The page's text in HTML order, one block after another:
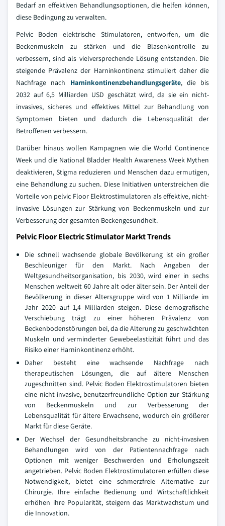
Bedarf an effektiven Behandlungsoptionen, die helfen können,
diese Bedingung zu verwalten.
Pelvic Boden elektrische Stimulatoren, entworfen, um die
Beckenmuskeln zu stärken und die Blasenkontrolle zu
verbessern, sind als vielversprechende Lösung entstanden. Die
steigende Prävalenz der Harninkontinenz stimuliert daher die
Nachfrage nach Harninkontinenzbehandlungsgeräte, die bis
2032 auf 6,5 Milliarden USD geschätzt wird, da sie ein nicht-
invasives, sicheres und effektives Mittel zur Behandlung von
Symptomen bieten und dadurch die Lebensqualität der
Betroffenen verbessern.
Darüber hinaus wollen Kampagnen wie die World Continence
Week und die National Bladder Health Awareness Week Mythen
deaktivieren, Stigma reduzieren und Menschen dazu ermutigen,
eine Behandlung zu suchen. Diese Initiativen unterstreichen die
Vorteile von pelvic Floor Elektrostimulatoren als effektive, nicht-
invasive Lösungen zur Stärkung von Beckenmuskeln und zur
Verbesserung der gesamten Beckengesundheit.
Pelvic Floor Electric Stimulator Markt Trends
Die schnell wachsende globale Bevölkerung ist ein großer
Beschleuniger für den Markt. Nach Angaben der
Weltgesundheitsorganisation, bis 2030, wird einer in sechs
Menschen weltweit 60 Jahre alt oder älter sein. Der Anteil der
Bevölkerung in dieser Altersgruppe wird von 1 Milliarde im
Jahr 2020 auf 1,4 Milliarden steigen. Diese demografische
Verschiebung trägt zu einer höheren Prävalenz von
Beckenbodenstörungen bei, da die Alterung zu geschwächten
Muskeln und verminderter Gewebeelastizität führt und das
Risiko einer Harninkontinenz erhöht.
Daher besteht eine wachsende Nachfrage nach
therapeutischen Lösungen, die auf ältere Menschen
zugeschnitten sind. Pelvic Boden Elektrostimulatoren bieten
eine nicht-invasive, benutzerfreundliche Option zur Stärkung
von Beckenmuskeln und zur Verbesserung der
Lebensqualität für ältere Erwachsene, wodurch ein größerer
Markt für diese Geräte.
Der Wechsel der Gesundheitsbranche zu nicht-invasiven
Behandlungen wird von der Patientennachfrage nach
Optionen mit weniger Beschwerden und Erholungszeit
angetrieben. Pelvic Boden Elektrostimulatoren erfüllen diese
Notwendigkeit, bietet eine schmerzfreie Alternative zur
Chirurgie. Ihre einfache Bedienung und Wirtschaftlichkeit
erhöhen ihre Popularität, steigern das Marktwachstum und
die Innovation.